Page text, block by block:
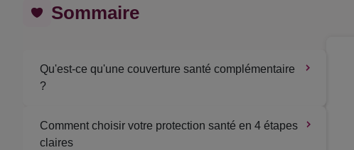
Sommaire
Qu'est-ce qu'une couverture santé complémentaire
?
Comment choisir votre protection santé en 4 étapes
claires